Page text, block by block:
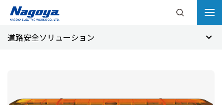
道路安全ソリューション